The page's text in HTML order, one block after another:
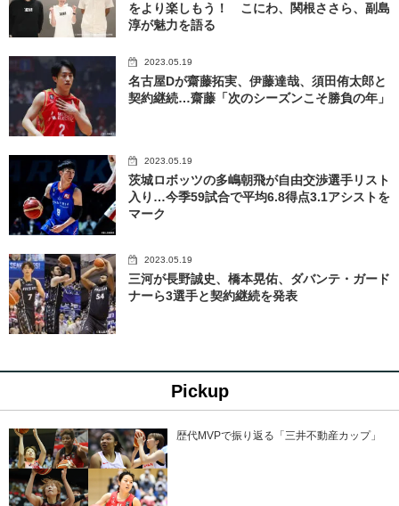
をより楽しもう！ こにわ、関根ささら、副島
淳が魅力を語る
2023.05.19
名古屋Dが齋藤拓実、伊藤達哉、須田侑太郎と
契約継続…齋藤「次のシーズンこそ勝負の年」
2023.05.19
茨城ロボッツの多嶋朝飛が自由交渉選手リスト
入り…今季59試合で平均6.8得点3.1アシストを
マーク
2023.05.19
三河が長野誠史、橋本晃佑、ダバンテ・ガード
ナーら3選手と契約継続を発表
Pickup
歴代MVPで振り返る「三井不動産カップ」